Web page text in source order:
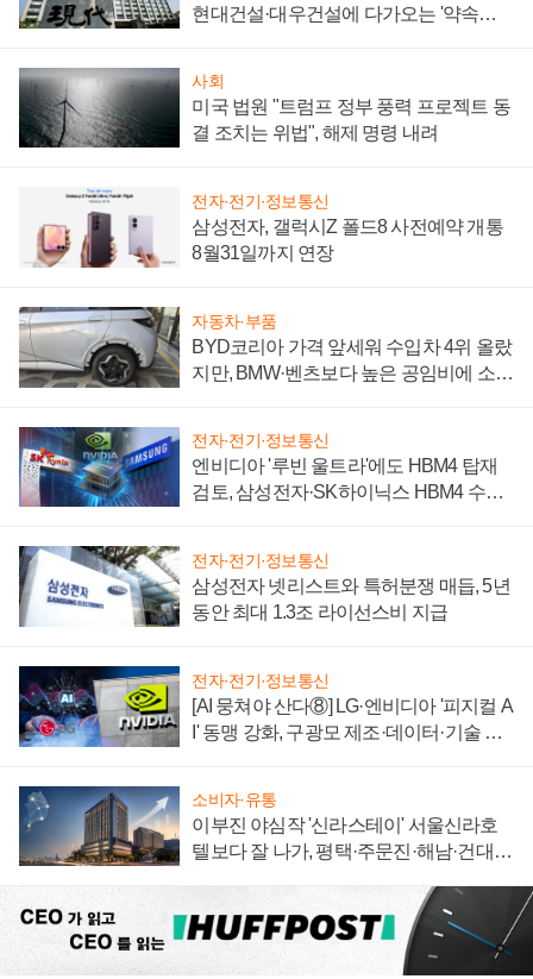
현대건설·대우건설에 다가오는 '약속의
사회
미국 법원 "트럼프 정부 풍력 프로젝트 동
결 조치는 위법", 해제 명령 내려
전자·전기·정보통신
삼성전자, 갤럭시Z 폴드8 사전예약 개통
8월31일까지 연장
자동차·부품
BYD코리아 가격 앞세워 수입차 4위 올랐
지만, BMW·벤츠보다 높은 공임비에 소비
전자·전기·정보통신
엔비디아 '루빈 울트라'에도 HBM4 탑재
검토, 삼성전자·SK하이닉스 HBM4 수율
전자·전기·정보통신
삼성전자 넷리스트와 특허분쟁 매듭, 5년
동안 최대 1.3조 라이선스비 지급
전자·전기·정보통신
[AI 뭉쳐야 산다⑧] LG·엔비디아 '피지컬 A
I' 동맹 강화, 구광모 제조·데이터·기술 결
소비자·유통
이부진 야심작 '신라스테이' 서울신라호
텔보다 잘 나가, 평택·주문진·해남·건대로